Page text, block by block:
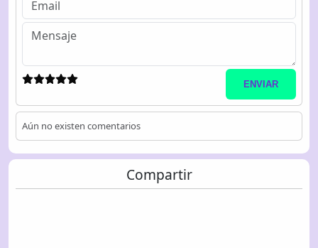
ENVIAR
Aún no existen comentarios
Compartir